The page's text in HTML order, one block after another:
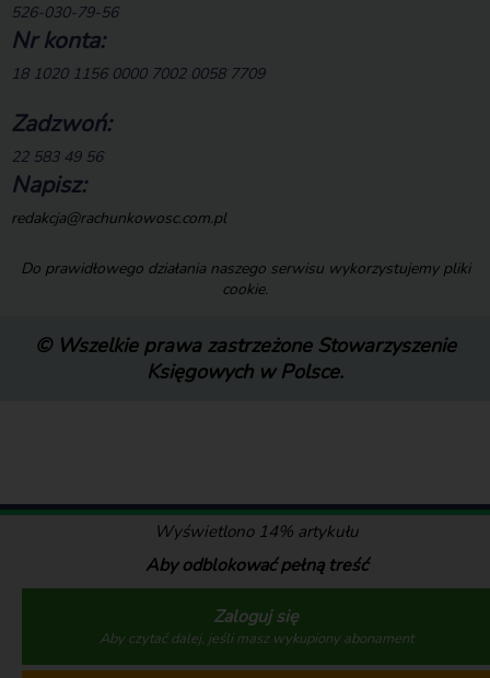
Wyświetlono 14% artykułu
Aby odblokować pełną treść
Zaloguj się
Aby czytać dalej, jeśli masz wykupiony abonament
526-030-79-56
Nr konta:
18 1020 1156 0000 7002 0058 7709
Zadzwoń:
22 583 49 56
Napisz:
redakcja@rachunkowosc.com.pl
Do prawidłowego działania naszego serwisu wykorzystujemy pliki
cookie.
© Wszelkie prawa zastrzeżone Stowarzyszenie
Księgowych w Polsce.